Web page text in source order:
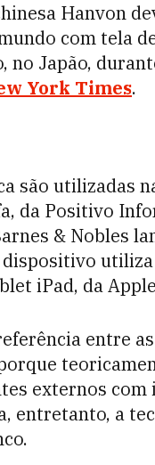
Hanvon
com tela
no Japão,
York Times.
são utilizadas
da Positivo
& Nobles
iPad, da
entre
externos
entretanto, a